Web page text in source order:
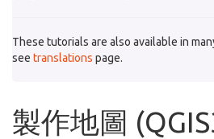
These tutorials are also available in
see translations page.
製作地圖